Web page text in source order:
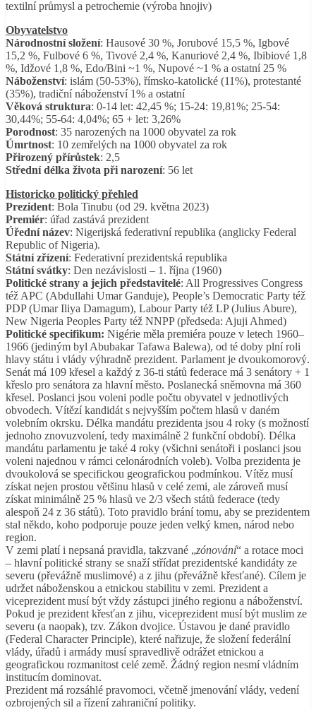
textilní průmysl a petrochemie (výroba hnojiv)
Obyvatelstvo
Národnostní složení: Hausové 30 %, Jorubové 15,5 %, Igbové
15,2 %, Fulbové 6 %, Tivové 2,4 %, Kanuriové 2,4 %, Ibibiové 1,8
%, Idžové 1,8 %, Edo/Bini ~1 %, Nupové ~1 % a ostatní 25 %
Náboženství: islám (50-53%), římsko-katolické (11%), protestanté
(35%), tradiční náboženství 1% a ostatní
Věková struktura: 0-14 let: 42,45 %; 15-24: 19,81%; 25-54:
30,44%; 55-64: 4,04%; 65 + let: 3,26%
Porodnost: 35 narozených na 1000 obyvatel za rok
Úmrtnost: 10 zemřelých na 1000 obyvatel za rok
Přirozený přírůstek: 2,5
Střední délka života při narození: 56 let
Historicko politický přehled
Prezident: Bola Tinubu (od 29. května 2023)
Premiér: úřad zastává prezident
Úřední název: Nigerijská federativní republika (anglicky Federal
Republic of Nigeria).
Státní zřízení: Federativní prezidentská republika
Státní svátky: Den nezávislosti – 1. října (1960)
Politické strany a jejich představitelé: All Progressives Congress
též APC (Abdullahi Umar Ganduje), People’s Democratic Party též
PDP (Umar Iliya Damagum), Labour Party též LP (Julius Abure),
New Nigeria Peoples Party též NNPP (předseda: Ajuji Ahmed)
Politické specifikum: Nigérie měla premiéra pouze v letech 1960–
1966 (jediným byl Abubakar Tafawa Balewa), od té doby plní roli
hlavy státu i vlády výhradně prezident. Parlament je dvoukomorový.
Senát má 109 křesel a každý z 36-ti států federace má 3 senátory + 1
křeslo pro senátora za hlavní město. Poslanecká sněmovna má 360
křesel. Poslanci jsou voleni podle počtu obyvatel v jednotlivých
obvodech. Vítězí kandidát s nejvyšším počtem hlasů v daném
volebním okrsku. Délka mandátu prezidenta jsou 4 roky (s možností
jednoho znovuzvolení, tedy maximálně 2 funkční období). Délka
mandátu parlamentu je také 4 roky (všichni senátoři i poslanci jsou
voleni najednou v rámci celonárodních voleb). Volba prezidenta je
dvoukolová se specifickou geografickou podmínkou. Vítěz musí
získat nejen prostou většinu hlasů v celé zemi, ale zároveň musí
získat minimálně 25 % hlasů ve 2/3 všech států federace (tedy
alespoň 24 z 36 států). Toto pravidlo brání tomu, aby se prezidentem
stal někdo, koho podporuje pouze jeden velký kmen, národ nebo
region.
V zemi platí i nepsaná pravidla, takzvané „zónování“ a rotace moci
– hlavní politické strany se snaží střídat prezidentské kandidáty ze
severu (převážně muslimové) a z jihu (převážně křesťané). Cílem je
udržet náboženskou a etnickou stabilitu v zemi. Prezident a
viceprezident musí být vždy zástupci jiného regionu a náboženství.
Pokud je prezident křesťan z jihu, viceprezident musí být muslim ze
severu (a naopak), tzv. Zákon dvojice. Ústavou je dané pravidlo
(Federal Character Principle), které nařizuje, že složení federální
vlády, úřadů i armády musí spravedlivě odrážet etnickou a
geografickou rozmanitost celé země. Žádný region nesmí vládním
institucím dominovat.
Prezident má rozsáhlé pravomoci, včetně jmenování vlády, vedení
ozbrojených sil a řízení zahraniční politiky.